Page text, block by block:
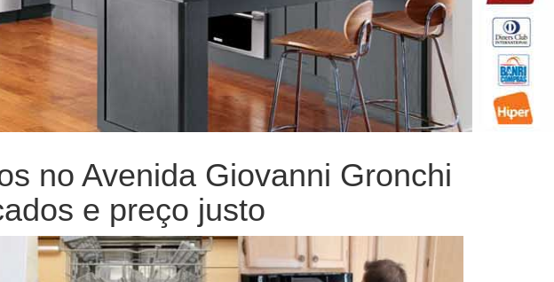
no Avenida Giovanni Gronchi
e preço justo